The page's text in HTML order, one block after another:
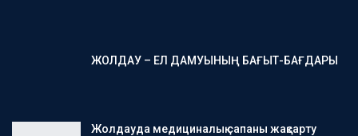
ЖОЛДАУ – ЕЛ ДАМУЫНЫҢ БАҒЫТ-БАҒДАРЫ
Жолдауда медициналық сапаны жақсарту